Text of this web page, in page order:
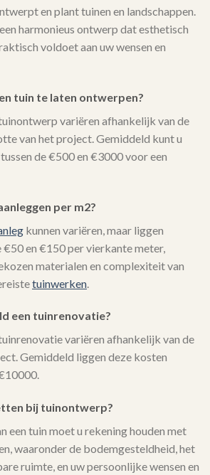
en plant tuinen en landschappen.
harmonieus ontwerp dat esthetisch
voldoet aan uw wensen en
tuin te laten ontwerpen?
variëren afhankelijk van de
van het project. Gemiddeld kunt u
de €500 en €3000 voor een
per m2?
kunnen variëren, maar liggen
€50 en €150 per vierkante meter,
materialen en complexiteit van
tuinwerken
een tuinrenovatie?
variëren afhankelijk van de
Gemiddeld liggen deze kosten
bij tuinontwerp?
een tuin moet u rekening houden met
waaronder de bodemgesteldheid, het
ruimte, en uw persoonlijke wensen en